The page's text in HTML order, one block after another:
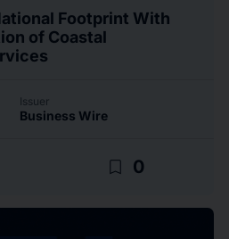
Footprint With
of Coastal
Issuer
Business Wire
bookmark_border 0